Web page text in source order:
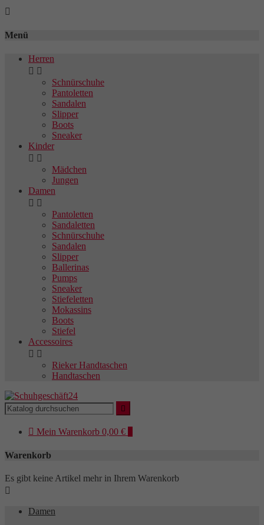

Menü
Herren
 
Schnürschuhe
Pantoletten
Sandalen
Slipper
Boots
Sneaker
Kinder
 
Mädchen
Jungen
Damen
 
Pantoletten
Sandaletten
Schnürschuhe
Sandalen
Slipper
Ballerinas
Pumps
Sneaker
Stiefeletten
Mokassins
Boots
Stiefel
Accessoires
 
Rieker Handtaschen
Handtaschen

 Mein Warenkorb 0,00 €
Warenkorb
Es gibt keine Artikel mehr in Ihrem Warenkorb

Damen